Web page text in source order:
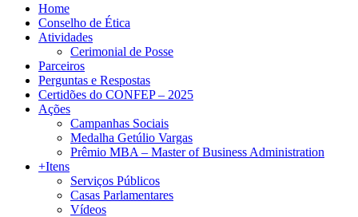
Home
Conselho de Ética
Atividades
Cerimonial de Posse
Parceiros
Perguntas e Respostas
Certidões do CONFEP – 2025
Ações
Campanhas Sociais
Medalha Getúlio Vargas
Prêmio MBA – Master of Business Administration
+Itens
Serviços Públicos
Casas Parlamentares
Vídeos